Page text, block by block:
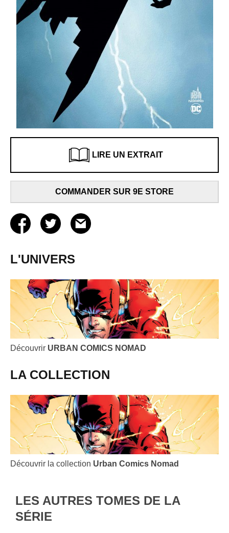
LIRE UN EXTRAIT
COMMANDER SUR 9E STORE
L'UNIVERS
Découvrir URBAN COMICS NOMAD
LA COLLECTION
Découvrir la collection Urban Comics Nomad
LES AUTRES TOMES DE LA
SÉRIE